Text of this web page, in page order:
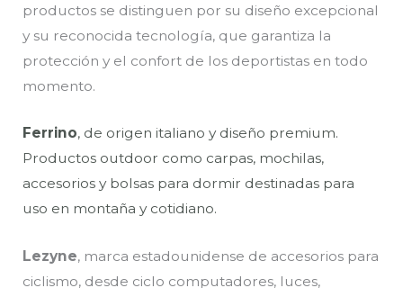
productos se distinguen por su diseño excepcional
y su reconocida tecnología, que garantiza la
protección y el confort de los deportistas en todo
momento.
Ferrino, de origen italiano y diseño premium.
Productos outdoor como carpas, mochilas,
accesorios y bolsas para dormir destinadas para
uso en montaña y cotidiano.
Lezyne, marca estadounidense de accesorios para
ciclismo, desde ciclo computadores, luces,